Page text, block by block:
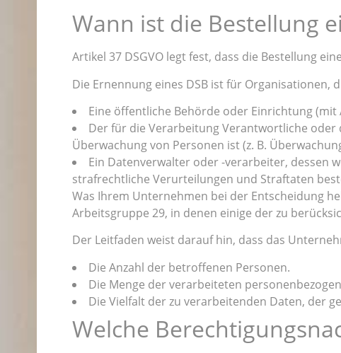
Wann ist die Bestellung
Artikel 37 DSGVO legt fest, dass die Bestellung
Die Ernennung eines DSB ist für Organisationen,
Eine öffentliche Behörde oder Einrichtung
Der für die Verarbeitung Verantwortliche
Überwachung von Personen ist (z. B.
Ein Datenverwalter oder -verarbeiter, dessen
strafrechtliche Verurteilungen und Straftaten
Was Ihrem Unternehmen bei der Entscheidung
Arbeitsgruppe 29, in denen einige der zu
Der Leitfaden weist darauf hin, dass das
Die Anzahl der betroffenen Personen.
Die Menge der verarbeiteten
Die Vielfalt der zu verarbeitenden Daten, der
Welche